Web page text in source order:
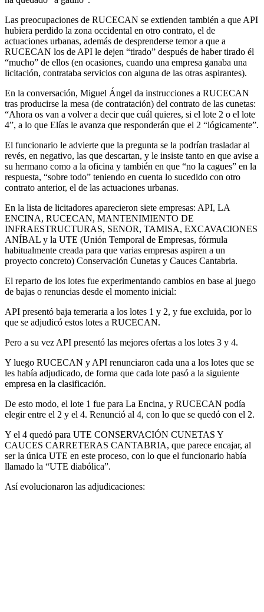
Las preocupaciones de RUCECAN se extienden también a que API
hubiera perdido la zona occidental en otro contrato, el de
actuaciones urbanas, además de desprenderse temor a que a
RUCECAN los de API le dejen “tirado” después de haber tirado él
“mucho” de ellos (en ocasiones, cuando una empresa ganaba una
licitación, contrataba servicios con alguna de las otras aspirantes).
En la conversación, Miguel Ángel da instrucciones a RUCECAN
tras producirse la mesa (de contratación) del contrato de las cunetas:
“Ahora os van a volver a decir que cuál quieres, si el lote 2 o el lote
4”, a lo que Elías le avanza que responderán que el 2 “lógicamente”.
El funcionario le advierte que la pregunta se la podrían trasladar al
revés, en negativo, las que descartan, y le insiste tanto en que avise a
su hermano como a la oficina y también en que “no la cagues” en la
respuesta, “sobre todo” teniendo en cuenta lo sucedido con otro
contrato anterior, el de las actuaciones urbanas.
En la lista de licitadores aparecieron siete empresas: API, LA
ENCINA, RUCECAN, MANTENIMIENTO DE
INFRAESTRUCTURAS, SENOR, TAMISA, EXCAVACIONES
ANÍBAL y la UTE (Unión Temporal de Empresas, fórmula
habitualmente creada para que varias empresas aspiren a un
proyecto concreto) Conservación Cunetas y Cauces Cantabria.
El reparto de los lotes fue experimentando cambios en base al juego
de bajas o renuncias desde el momento inicial:
API presentó baja temeraria a los lotes 1 y 2, y fue excluida, por lo
que se adjudicó estos lotes a RUCECAN.
Pero a su vez API presentó las mejores ofertas a los lotes 3 y 4.
Y luego RUCECAN y API renunciaron cada una a los lotes que se
les había adjudicado, de forma que cada lote pasó a la siguiente
empresa en la clasificación.
De esto modo, el lote 1 fue para La Encina, y RUCECAN podía
elegir entre el 2 y el 4. Renunció al 4, con lo que se quedó con el 2.
Y el 4 quedó para UTE CONSERVACIÓN CUNETAS Y
CAUCES CARRETERAS CANTABRIA, que parece encajar, al
ser la única UTE en este proceso, con lo que el funcionario había
llamado la “UTE diabólica”.
Así evolucionaron las adjudicaciones: